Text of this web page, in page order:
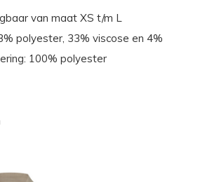
van maat XS t/m L
polyester, 33% viscose en 4%
100% polyester